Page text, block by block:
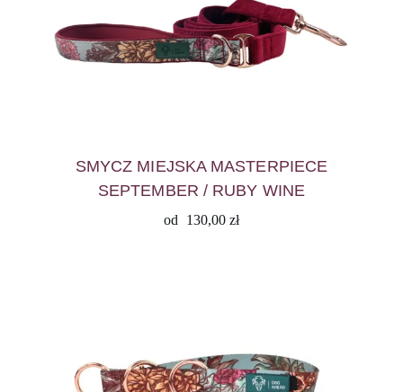
SMYCZ MIEJSKA MASTERPIECE
SEPTEMBER / RUBY WINE
od 130,00 zł